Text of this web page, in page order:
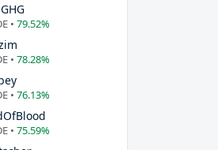
• 79.52%
• 78.28%
• 76.13%
• 75.59%